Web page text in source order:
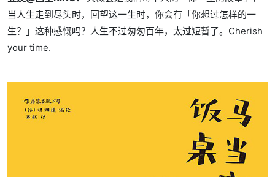
当人生走到尽头时，回望这一生时，你会有「你想过怎样的一
生？」这种感慨吗？人生不过匆匆百年，太过短暂了。Cherish
your time.